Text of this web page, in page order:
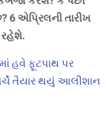
6 એપ્રિલની તારીખ
રહેશે.
હવે ફૂટપાથ પર
તૈયાર થયું આલીશાન